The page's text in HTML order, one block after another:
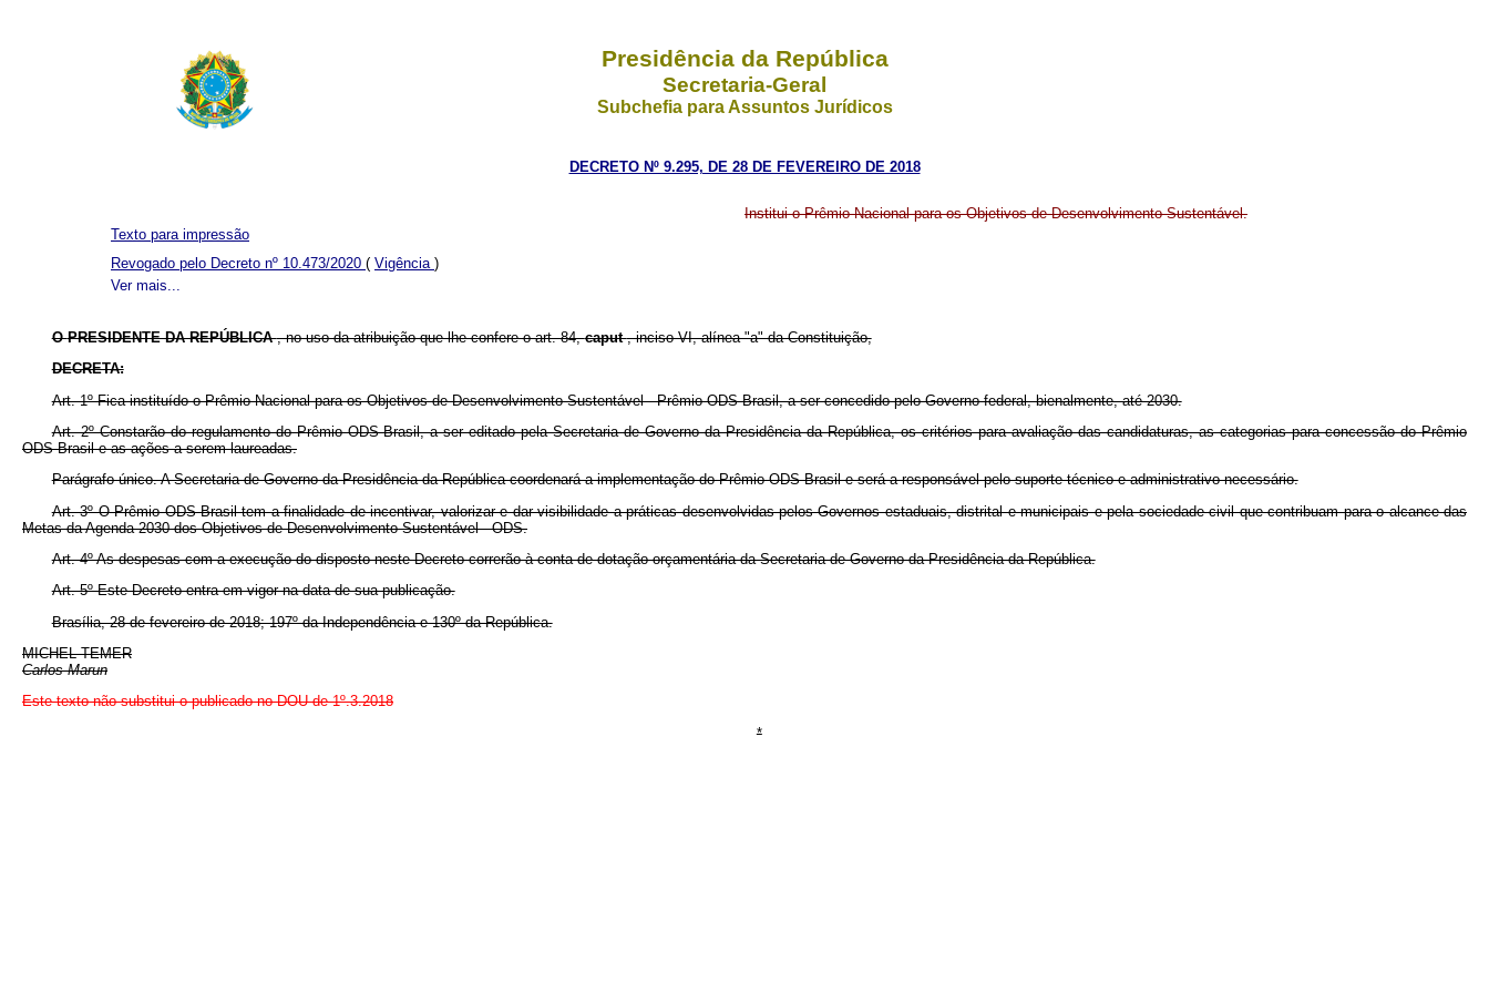
Presidência da República
Secretaria-Geral
Subchefia para Assuntos Jurídicos
DECRETO Nº 9.295, DE 28 DE FEVEREIRO DE 2018
Institui o Prêmio Nacional para os Objetivos de Desenvolvimento Sustentável.
Ver mais...
Texto para impressão
Revogado pelo Decreto nº 10.473/2020 ( Vigência )
OPRESIDENTE DA REPÚBLICA, no uso da atribuição que lhe confere o art. 84,caput, inciso VI, alínea "a" da Constituição,
DECRETA:
Art. 1º Fica instituído o Prêmio Nacional para os Objetivos de Desenvolvimento Sustentável - Prêmio ODS Brasil, a ser concedido pelo Governo federal, bienalmente, até 2030.
Art. 2º Constarão do regulamento do Prêmio ODS Brasil, a ser editado pela Secretaria de Governo da Presidência da República, os critérios para avaliação das candidaturas, as categorias para concessão do Prêmio
ODS Brasil e as ações a serem laureadas.
Parágrafo único. A Secretaria de Governo da Presidência da República coordenará a implementação do Prêmio ODS Brasil e será a responsável pelo suporte técnico e administrativo necessário.
Art. 3º O Prêmio ODS Brasil tem a finalidade de incentivar, valorizar e dar visibilidade a práticas desenvolvidas pelos Governos estaduais, distrital e municipais e pela sociedade civil que contribuam para o alcance das
Metas da Agenda 2030 dos Objetivos de Desenvolvimento Sustentável - ODS.
Art. 4º As despesas com a execução do disposto neste Decreto correrão à conta de dotação orçamentária da Secretaria de Governo da Presidência da República.
Art. 5º Este Decreto entra em vigor na data de sua publicação.
Brasília, 28 de fevereiro de 2018; 197º da Independência e 130º da República.
MICHEL TEMER
Carlos Marun
Este texto não substitui o publicado no DOU de 1º.3.2018
*